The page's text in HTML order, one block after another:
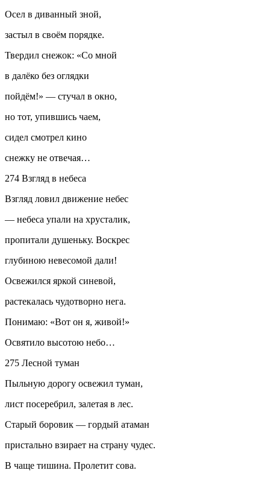
Осел в диванный зной,
застыл в своём порядке.
Твердил снежок: «Со мной
в далёко без оглядки
пойдём!» — стучал в окно,
но тот, упившись чаем,
сидел смотрел кино
снежку не отвечая…
274 Взгляд в небеса
Взгляд ловил движение небес
— небеса упали на хрусталик,
пропитали душеньку. Воскрес
глубиною невесомой дали!
Освежился яркой синевой,
растекалась чудотворно нега.
Понимаю: «Вот он я, живой!»
Освятило высотою небо…
275 Лесной туман
Пыльную дорогу освежил туман,
лист посеребрил, залетая в лес.
Старый боровик — гордый атаман
пристально взирает на страну чудес.
В чаще тишина. Пролетит сова.